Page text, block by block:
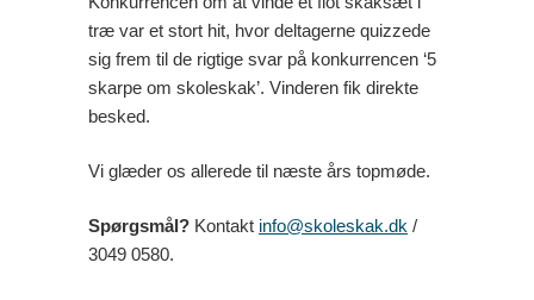
træ var et stort hit, hvor deltagerne quizzede
sig frem til de rigtige svar på konkurrencen ‘5
skarpe om skoleskak’. Vinderen fik direkte
besked.
Vi glæder os allerede til næste års topmøde.
Spørgsmål? Kontakt info@skoleskak.dk /
3049 0580.